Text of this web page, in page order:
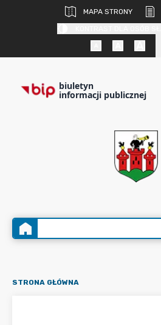
MAPA STRONY
biuletyn
informacji publicznej
STRONA GŁÓWNA